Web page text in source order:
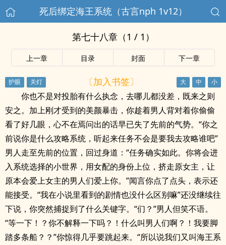
死后绑定海王系统（古言nph 1v12）
第七十八章（1 / 1）
上一章 目录 封面 下一章
〔加入书签〕
你也不是对投胎有什么执念，去哪儿都没差，既来之则
安之。加上刚才受到的美颜暴击，你趁着男人背对着你偷偷
看了好几眼，心不在焉问出的话早已失了先前的气势。“你之
前说你是什么攻略系统，听起来任务不会是要我去攻略谁吧”
男人走至先前的位置，回过身道：“任务确实如此。你将会进
入系统选择的小世界，用女配的身份上位，挤走原女主，让
原本会爱上女主的男人们爱上你。”闻言你点了点头，表示还
能接受。“我在小说里看到的剧情也没什么区别嘛”还没继续往
下说，你突然捕捉到了什么关键字。“们？”男人但笑不语。
“等一下！？你不解释一下吗？！什么叫男人们啊？！我要脚
踏多条船？？”你惊得几乎要跳起来。“所以说我们又叫海王系